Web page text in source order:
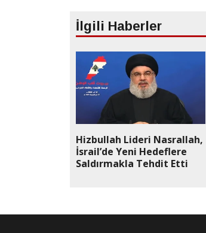
İlgili Haberler
Hizbullah Lideri Nasrallah,
İsrail’de Yeni Hedeflere
Saldırmakla Tehdit Etti